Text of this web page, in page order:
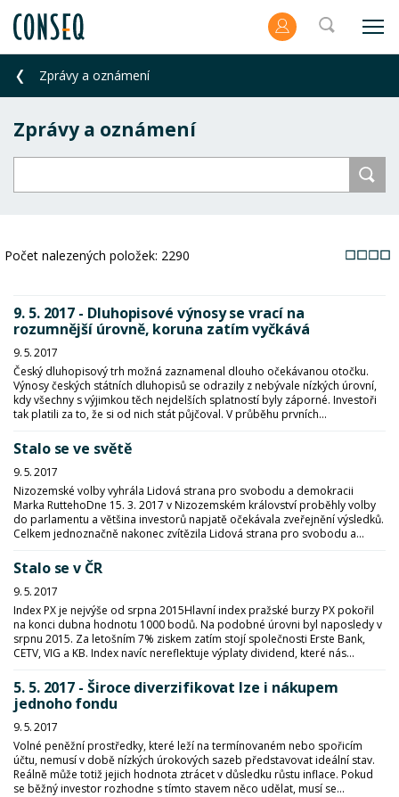
Zprávy a oznámení
Zprávy a oznámení
Počet nalezených položek: 2290
9. 5. 2017 - Dluhopisové výnosy se vrací na
rozumnější úrovně, koruna zatím vyčkává
9. 5. 2017
Český dluhopisový trh možná zaznamenal dlouho očekávanou otočku.
Výnosy českých státních dluhopisů se odrazily z nebývale nízkých úrovní,
kdy všechny s výjimkou těch nejdelších splatností byly záporné. Investoři
tak platili za to, že si od nich stát půjčoval. V průběhu prvních...
Stalo se ve světě
9. 5. 2017
Nizozemské volby vyhrála Lidová strana pro svobodu a demokracii
Marka RuttehoDne 15. 3. 2017 v Nizozemském království proběhly volby
do parlamentu a většina investorů napjatě očekávala zveřejnění výsledků.
Celkem jednoznačně nakonec zvítězila Lidová strana pro svobodu a...
Stalo se v ČR
9. 5. 2017
Index PX je nejvýše od srpna 2015Hlavní index pražské burzy PX pokořil
na konci dubna hodnotu 1000 bodů. Na podobné úrovni byl naposledy v
srpnu 2015. Za letošním 7% ziskem zatím stojí společnosti Erste Bank,
CETV, VIG a KB. Index navíc nereflektuje výplaty dividend, které nás...
5. 5. 2017 - Široce diverzifikovat lze i nákupem
jednoho fondu
9. 5. 2017
Volné peněžní prostředky, které leží na termínovaném nebo spořicím
účtu, nemusí v době nízkých úrokových sazeb představovat ideální stav.
Reálně může totiž jejich hodnota ztrácet v důsledku růstu inflace. Pokud
se běžný investor rozhodne s tímto stavem něco udělat, musí se...